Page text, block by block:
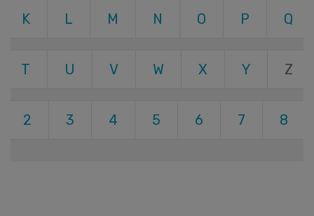
K L M N O P Q
T U V W X Y Z
2 3 4 5 6 7 8